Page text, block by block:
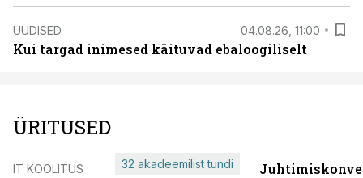
UUDISED 04.08.26, 11:00
Kui targad inimesed käituvad ebaloogiliselt
ÜRITUSED
IT KOOLITUS 32 akadeemilist tundi